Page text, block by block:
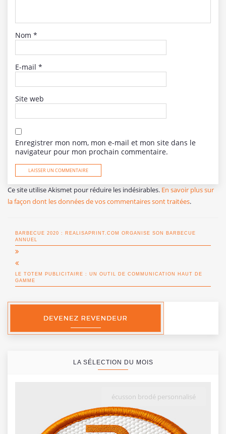
Nom *
E-mail *
Site web
Enregistrer mon nom, mon e-mail et mon site dans le
navigateur pour mon prochain commentaire.
Ce site utilise Akismet pour réduire les indésirables. En savoir plus sur
la façon dont les données de vos commentaires sont traitées.
BARBECUE 2020 : REALISAPRINT.COM ORGANISE SON BARBECUE
ANNUEL
LE TOTEM PUBLICITAIRE : UN OUTIL DE COMMUNICATION HAUT DE
GAMME
LA SÉLECTION DU MOIS
écusson brodé personnalisé